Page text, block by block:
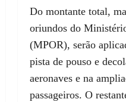
Do montante total,
oriundos do
(MPOR), serão
pista de pouso e
aeronaves e na
passageiros. O